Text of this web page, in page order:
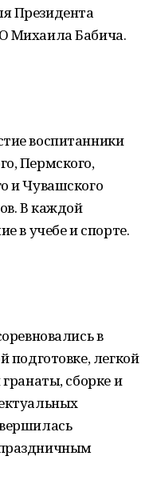
Президента
Михаила Бабича.
воспитанники
Пермского,
и Чувашского
В каждой
в учебе и спорте.
в
подготовке, легкой
сборке и